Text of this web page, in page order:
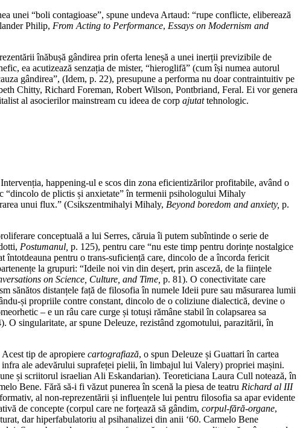
unei “boli contagioase”, spune undeva Artaud: “rupe conflicte, eliberează
Philip, From Acting to Performance, Essays on Modernism and
înăbușă gândirea prin oferta leneșă a unei inerții previzibile de
ea acutizează senzația de mister, “hieroglifă” (cum își numea autorul
gândirea”, (Idem, p. 22), presupune a performa nu doar contraintuitiv pe
Chitty, Richard Foreman, Robert Wilson, Pontbriand, Feral. Ei vor genera
al asocierilor mainstream cu ideea de corp ajutattehnologic.
happening-ul e scos din zona eficientizărilor profitabile, având o
“dincolo de plictis și anxietate” în termenii psihologului Mihaly
unui flux.” (Csikszentmihalyi Mihaly, Beyond boredom and anxiety, p.
conceptuală a lui Serres, căruia îi putem subîntinde o serie de
Postumanul, p. 125), pentru care “nu este timp pentru dorințe nostalgice
pentru o trans-suficiență care, dincolo de a încorda fericit
la grupuri: “Ideile noi vin din deșert, prin asceză, de la ființele
on Science, Culture, and Time, p. 81). O conectivitate care
sănătos distanțele față de filosofia în numele Ideii pure sau măsurarea lumii
și propriile contre constant, dincolo de o coliziune dialectică, devine o
– e un râu care curge și totuși rămâne stabil în colapsarea sa
O singularitate, ar spune Deleuze, rezistând zgomotului, parazitării, în
tip de apropiere cartografiază, o spun Deleuze și Guattari în cartea
ale adevărului suprafeței pielii, în limbajul lui Valery) propriei mașini.
și scriitorul israelian Ali Eskandarian). Teoreticiana Laura Cull notează, în
Bene. Fără să-i fi văzut punerea în scenă la piesa de teatru Richard al III
al non-reprezentării și influențele lui pentru filosofia sa apar evidente
de concepte (corpul care ne forțează să gândim, corpul-fără-organe,
dar hiperfabulatoriu al psihanalizei din anii ‘60. Carmelo Bene